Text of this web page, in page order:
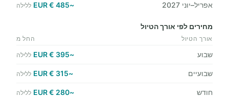
אפריל–יוני 2027 ~485 € EUR ללילה
מחירים לפי אורך הטיול
אורך הטיול החל מ
שבוע ~395 € EUR ללילה
שבועיים ~315 € EUR ללילה
חודש ~280 € EUR ללילה